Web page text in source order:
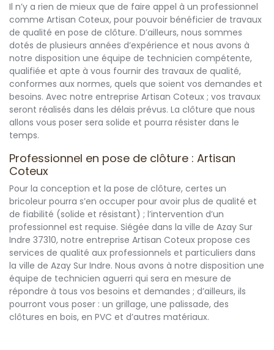
Il n’y a rien de mieux que de faire appel à un professionnel
comme Artisan Coteux, pour pouvoir bénéficier de travaux
de qualité en pose de clôture. D’ailleurs, nous sommes
dotés de plusieurs années d’expérience et nous avons à
notre disposition une équipe de technicien compétente,
qualifiée et apte à vous fournir des travaux de qualité,
conformes aux normes, quels que soient vos demandes et
besoins. Avec notre entreprise Artisan Coteux ; vos travaux
seront réalisés dans les délais prévus. La clôture que nous
allons vous poser sera solide et pourra résister dans le
temps.
Professionnel en pose de clôture : Artisan
Coteux
Pour la conception et la pose de clôture, certes un
bricoleur pourra s’en occuper pour avoir plus de qualité et
de fiabilité (solide et résistant) ; l’intervention d’un
professionnel est requise. Siégée dans la ville de Azay Sur
Indre 37310, notre entreprise Artisan Coteux propose ces
services de qualité aux professionnels et particuliers dans
la ville de Azay Sur Indre. Nous avons à notre disposition une
équipe de technicien aguerri qui sera en mesure de
répondre à tous vos besoins et demandes ; d’ailleurs, ils
pourront vous poser : un grillage, une palissade, des
clôtures en bois, en PVC et d’autres matériaux.